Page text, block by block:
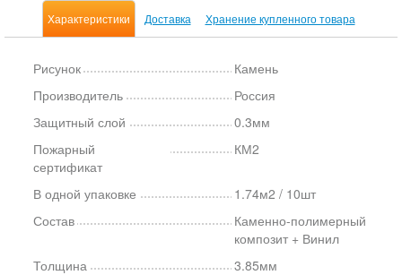
Характеристики Доставка Хранение купленного товара
Рисунок
Камень
Производитель
Россия
Защитный слой
0.3мм
Пожарный
сертификат
КМ2
В одной упаковке
1.74м2 / 10шт
Состав
Каменно-полимерный
композит + Винил
Толщина
3.85мм